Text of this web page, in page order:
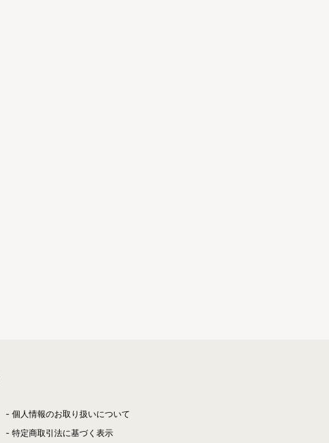
個人情報のお取り扱いについて
特定商取引法に基づく表示